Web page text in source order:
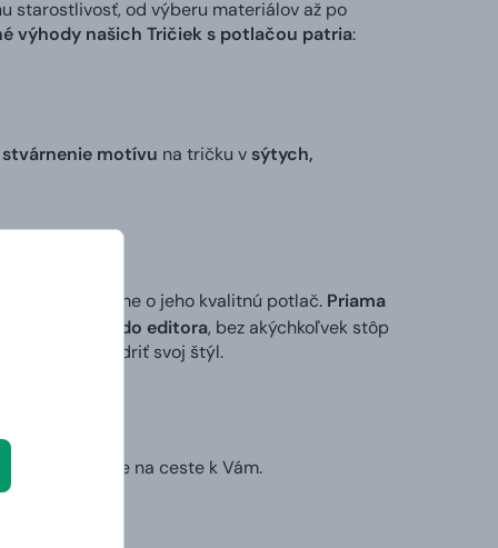
starostlivosť, od výberu materiálov až po
výhody našich Tričiek s potlačou patria:
motívu na tričku vsýtych,
sa postaráme o jeho kvalitnú potlač. Priama
ktorý vložíte do editora, bez akýchkoľvek stôp
alebo vyjadriť svoj štýl.
deň už bude na ceste k Vám.